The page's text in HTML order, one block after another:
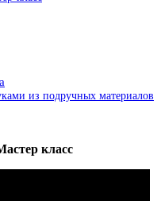
из подручных материалов
класс